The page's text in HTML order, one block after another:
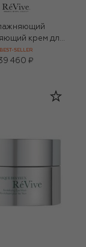
крем для
(50ml)
BEST-SELLER
460 ₽